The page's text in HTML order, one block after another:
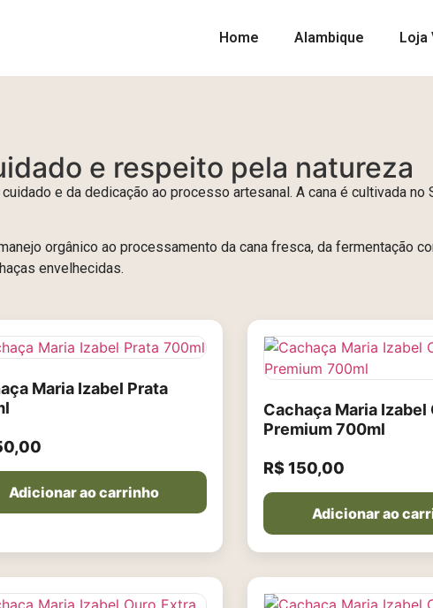
Home Alambique Loja
e respeito pela natureza
e da dedicação ao processo artesanal. A cana é cultivada
orgânico ao processamento da cana fresca, da fermentação
envelhecidas.
Maria Izabel Prata
Adicionar ao carrinho
Cachaça Maria Izabel
Premium 700ml
R$150,00
Adicionar ao